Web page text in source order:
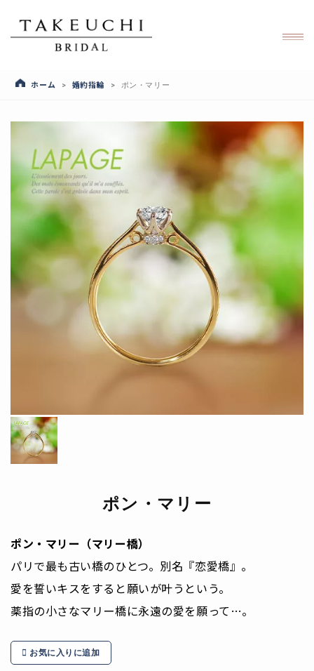
ホーム > 婚約指輪 > ポン・マリー
ポン・マリー
ポン・マリー（マリー橋）
パリで最も古い橋のひとつ。別名『恋愛橋』。
愛を誓いキスをすると願いが叶うという。
薬指の小さなマリー橋に永遠の愛を願って…。
お気に入りに追加